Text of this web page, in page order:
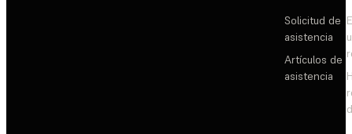
Solicitud de
asistencia
Artículos de
asistencia